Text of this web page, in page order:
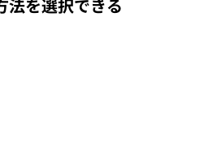
法を選択できる